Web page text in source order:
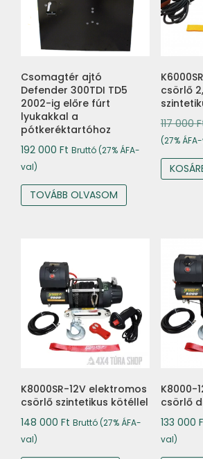
Csomagtér ajtó
Defender 300TDI TD5
2002-ig előre fúrt
lyukakkal a
pótkeréktartóhoz
192 000 Ft Bruttó (27% ÁFA-
val)
TOVÁBB OLVASOM
csörlő
117 000
(27%
K8000SR-12V elektromos
csörlő szintetikus kötéllel
148 000 Ft Bruttó (27% ÁFA-
val)
K8000-
csörlő
133 000
val)